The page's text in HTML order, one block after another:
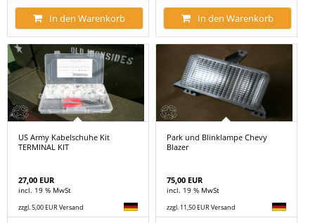
In den Warenkorb In den Warenkorb
US Army Kabelschuhe Kit
TERMINAL KIT
27,00 EUR
incl. 19 % MwSt
zzgl. 5,00 EUR Versand
Park und Blinklampe Chevy
Blazer
75,00 EUR
incl. 19 % MwSt
zzgl. 11,50 EUR Versand